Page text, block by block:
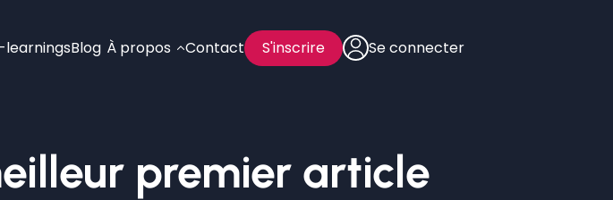
learningsBlog À propos Contact S'inscrire Se connecter
premier article